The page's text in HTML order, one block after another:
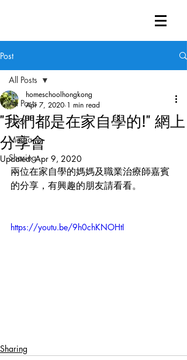
Post
All Posts
FAQ
Media
Sharing
All Posts
"我們都是在家自學的!" 網上
分享會
homeschoolhongkong
Apr 7, 2020 1 min read
Updated:Apr 9, 2020
兩位在家自學的媽媽及職業治療師嘉賓
的分享，有興趣的朋友請看看。
https://youtu.be/9h0chKNOHtI
Sharing